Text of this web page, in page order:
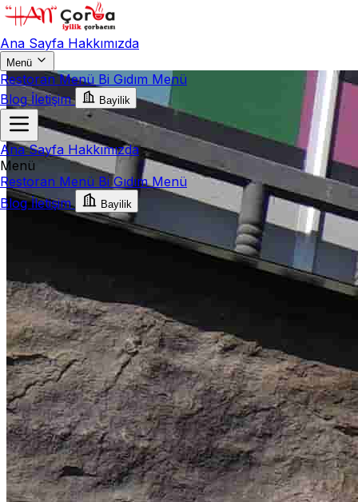
Ana Sayfa Hakkımızda
Menü
Restoran Menü Bi Gıdım Menü
Blogİletişim Bayilik
Ana Sayfa Hakkımızda
Menü
Restoran Menü Bi Gıdım Menü
Blogİletişim Bayilik